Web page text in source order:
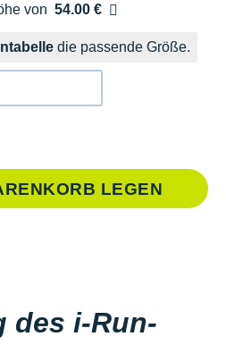
von 54.00 €
die passende Größe.
LEGEN
des i-Run-